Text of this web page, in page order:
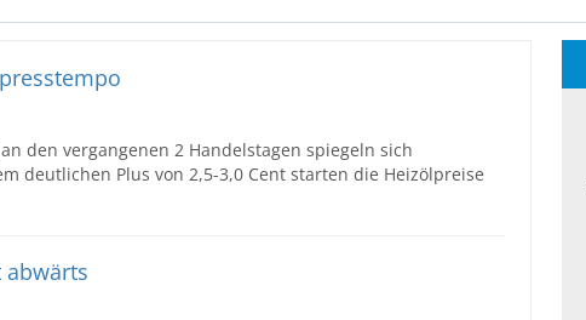
den vergangenen 2 Handelstagen spiegeln sich
deutlichen Plus von 2,5-3,0 Cent starten die Heizölpreise
abwärts